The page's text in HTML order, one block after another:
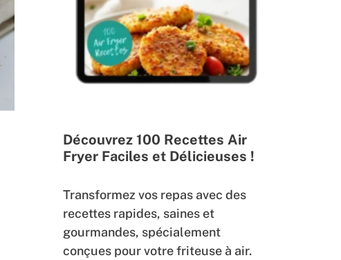
Découvrez 100 Recettes Air
Fryer Faciles et Délicieuses !
Transformez vos repas avec des
recettes rapides, saines et
gourmandes, spécialement
conçues pour votre friteuse à air.